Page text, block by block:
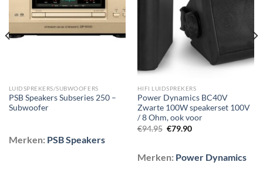
wenslijst
LUIDSPREKERS/SUBWOOFERS
PSB Speakers Subseries 250 –
Subwoofer
Merken: PSB Speakers
wenslijst
HIFI LUIDSPREKERS
Power Dynamics BC40V
Zwarte 100W speakerset 100V
/ 8 Ohm, ook voor
€94.95 Oorspronkelijke
€79.90Huidige
Merken: Power Dynamics